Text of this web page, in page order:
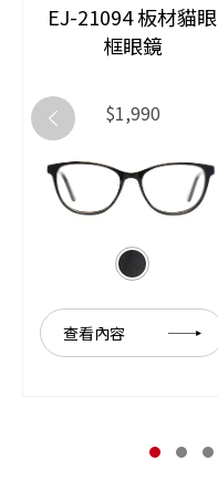
EJ-21094 板材貓眼
框眼鏡
$1,990
查看內容